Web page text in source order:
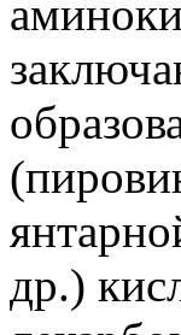
др.)